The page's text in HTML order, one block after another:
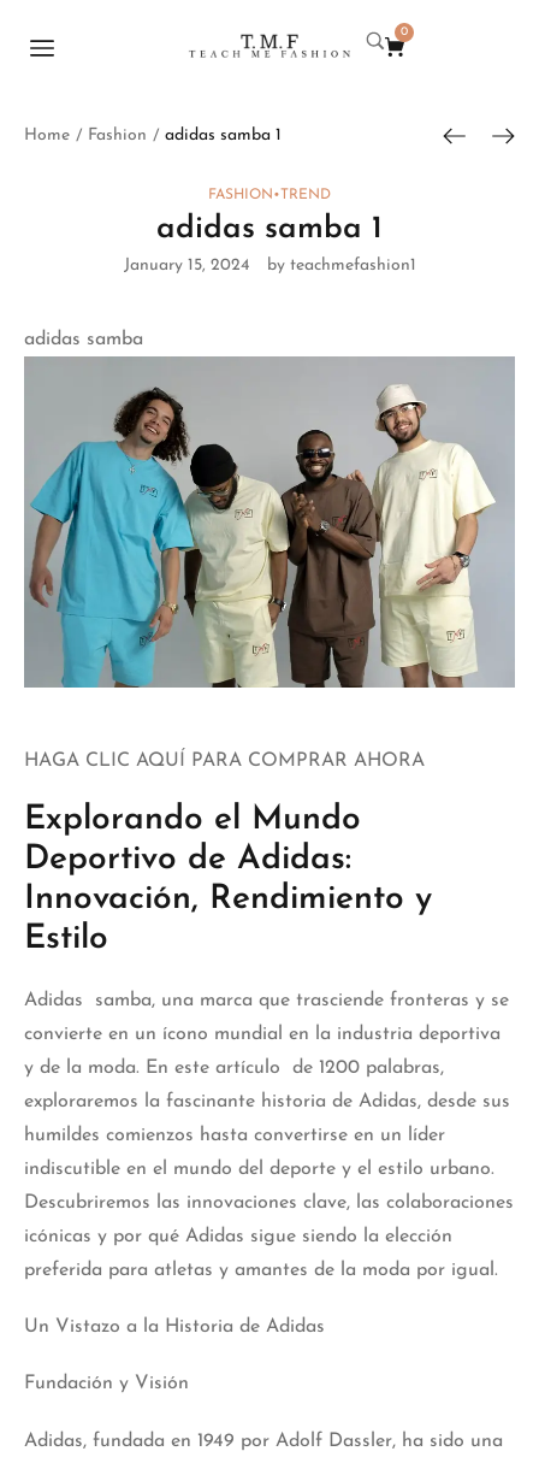
0
Home / Fashion / adidas samba 1
FASHION •TREND
adidas samba 1
January 15, 2024 by teachmefashion1
adidas samba
HAGA CLIC AQUÍ PARA COMPRAR AHORA
Explorando el Mundo
Deportivo de Adidas:
Innovación, Rendimiento y
Estilo
Adidas samba, una marca que trasciende fronteras y se
convierte en un ícono mundial en la industria deportiva
y de la moda. En este artículo de 1200 palabras,
exploraremos la fascinante historia de Adidas, desde sus
humildes comienzos hasta convertirse en un líder
indiscutible en el mundo del deporte y el estilo urbano.
Descubriremos las innovaciones clave, las colaboraciones
icónicas y por qué Adidas sigue siendo la elección
preferida para atletas y amantes de la moda por igual.
Un Vistazo a la Historia de Adidas
Fundación y Visión
Adidas, fundada en 1949 por Adolf Dassler, ha sido una